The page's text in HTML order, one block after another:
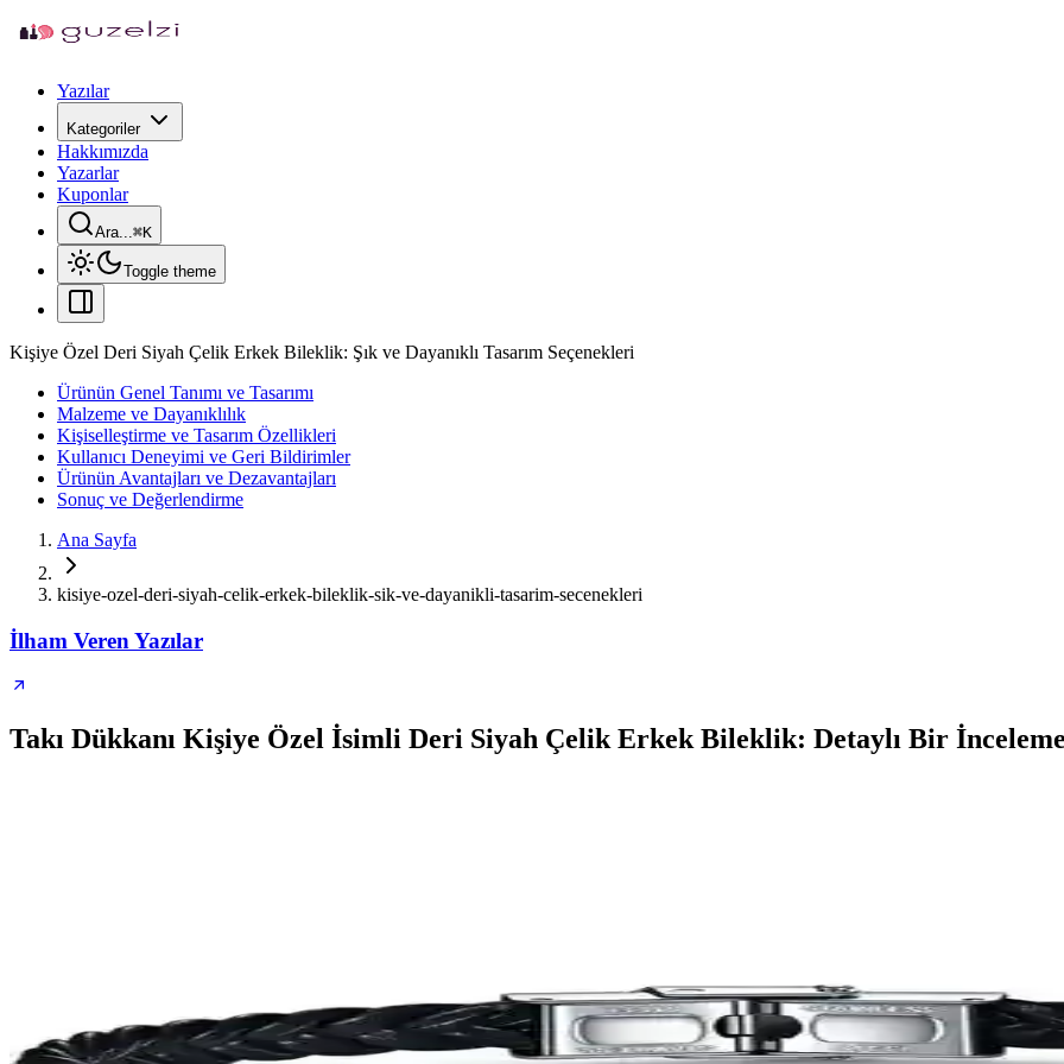
Yazılar
Kategoriler
Hakkımızda
Yazarlar
Kuponlar
Ara...⌘K
Toggle theme
Kişiye Özel Deri Siyah Çelik Erkek Bileklik: Şık ve Dayanıklı Tasarım Seçenekleri
Ürünün Genel Tanımı ve Tasarımı
Malzeme ve Dayanıklılık
Kişiselleştirme ve Tasarım Özellikleri
Kullanıcı Deneyimi ve Geri Bildirimler
Ürünün Avantajları ve Dezavantajları
Sonuç ve Değerlendirme
Ana Sayfa
kisiye-ozel-deri-siyah-celik-erkek-bileklik-sik-ve-dayanikli-tasarim-secenekleri
İlham Veren Yazılar
Takı Dükkanı Kişiye Özel İsimli Deri Siyah Çelik Erkek Bileklik: Detaylı Bir